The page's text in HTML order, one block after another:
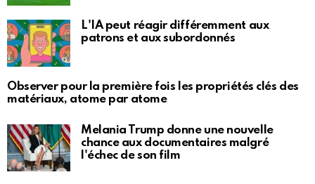
L'IA peut réagir différemment aux
patrons et aux subordonnés
Observer pour la première fois les propriétés clés des
matériaux, atome par atome
Melania Trump donne une nouvelle
chance aux documentaires malgré
l'échec de son film